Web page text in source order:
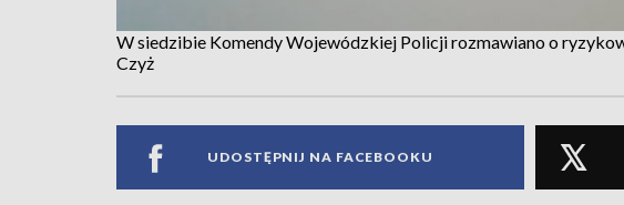
W siedzibie Komendy Wojewódzkiej Policji rozmawiano o
Czyż
UDOSTĘPNIJ NA FACEBOOKU